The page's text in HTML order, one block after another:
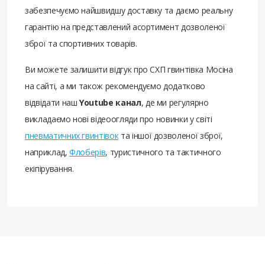
забезпечуємо найшвидшу доставку та даємо реальну
гарантію на представлений асортимент дозволеної
зброї та спортивних товарів.
Ви можете залишити відгук про СХП гвинтівка Мосіна
на сайті, а ми також рекомендуємо додатково
відвідати нашYoutube канал, де ми регулярно
викладаємо нові відеоогляди про новинки у світі
пневматичних гвинтівокта іншої дозволеної зброї,
наприклад,Флоберів, туристичного та тактичного
екіпірування.